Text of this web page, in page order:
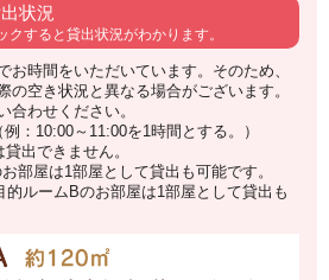
状況
クすると貸出状況がわかります。
お時間をいただいています。そのため、
の空き状況と異なる場合がございます。
合わせください。
：10:00～11:00を1時間とする。）
出できません。
屋は1部屋として貸出も可能です。
ルームBのお部屋は1部屋として貸出も